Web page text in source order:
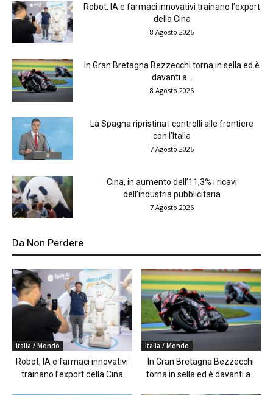
Robot, IA e farmaci innovativi trainano l’export
della Cina
8 Agosto 2026
In Gran Bretagna Bezzecchi torna in sella ed è
davanti a...
8 Agosto 2026
La Spagna ripristina i controlli alle frontiere
con l’Italia
7 Agosto 2026
Cina, in aumento dell’11,3% i ricavi
dell’industria pubblicitaria
7 Agosto 2026
Da Non Perdere
Italia / Mondo
Robot, IA e farmaci innovativi
trainano l’export della Cina
Italia / Mondo
In Gran Bretagna Bezzecchi
torna in sella ed è davanti a...